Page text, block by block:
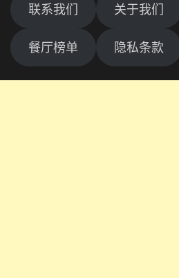
联系我们 关于我们
餐厅榜单 隐私条款